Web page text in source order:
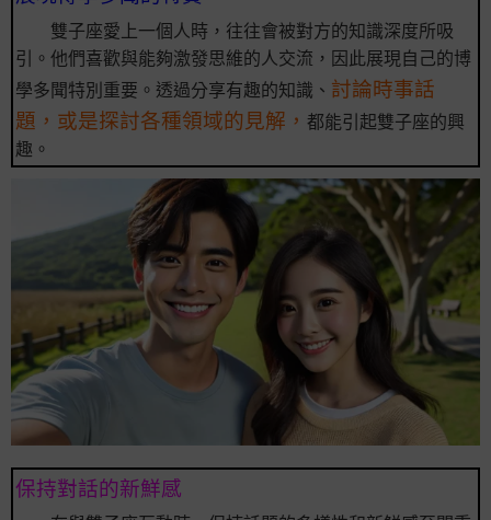
雙子座愛上一個人時，往往會被對方的知識深度所吸
引。他們喜歡與能夠激發思維的人交流，因此展現自己的博
學多聞特別重要。透過分享有趣的知識、 討論時事話
題，或是探討各種領域的見解， 都能引起雙子座的興
趣。
保持對話的新鮮感